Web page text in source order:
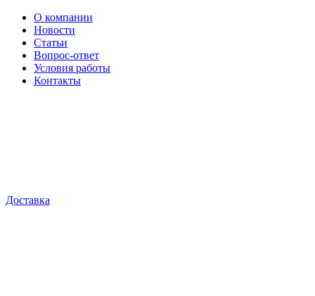
О компании
Новости
Статьи
Вопрос-ответ
Условия работы
Контакты
Доставка